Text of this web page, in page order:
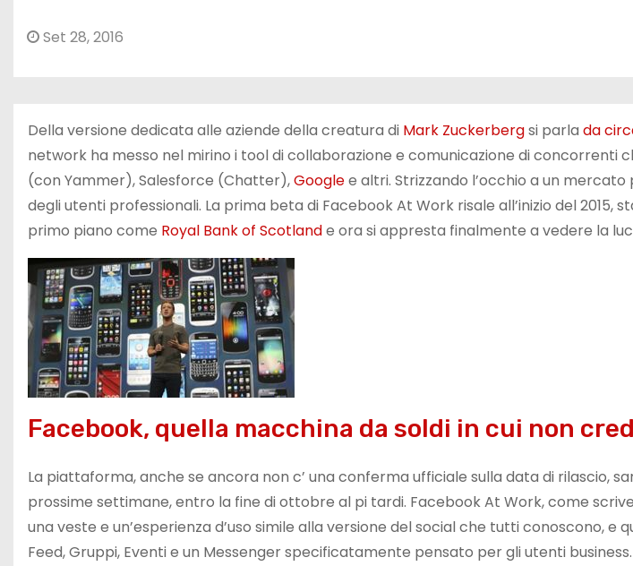
Set 28, 2016
Della versione dedicata alle aziende della creatura di Mark Zuckerbergsi parla da
network ha messo nel mirino i tool di collaborazione e comunicazione di concorrenti
(con Yammer), Salesforce (Chatter),Googlee altri. Strizzando l’occhio a un
degli utenti professionali. La prima beta di Facebook At Work risale all’inizio del 2015,
primo piano come Royal Bank of Scotlande ora si appresta finalmente a vedere la
Facebook, quella macchina da soldi in cui non
La piattaforma, anche se ancora non c’ una conferma ufficiale sulla data di rilascio,
prossime settimane, entro la fine di ottobre al pi tardi. Facebook At Work, come
una veste e un’esperienza d’uso simile alla versione del social che tutti conoscono, e
Feed, Gruppi, Eventi e un Messenger specificatamente pensato per gli utenti